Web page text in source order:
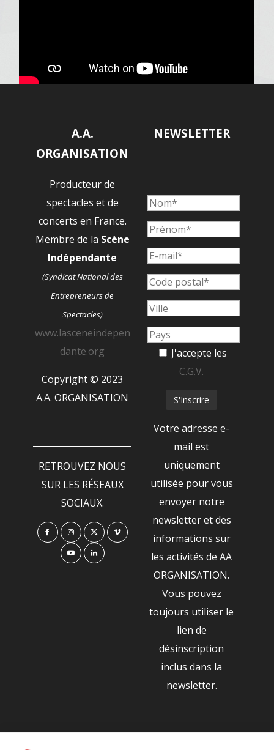
A.A.
ORGANISATION
Producteur de
spectacles et de
concerts en France.
Membre de la Scène
Indépendante
(Syndicat National des
Entrepreneurs de
Spectacles)
www.lasceneindepen
dante.org
Copyright © 2023
A.A. ORGANISATION
RETROUVEZ NOUS
SUR LES RÉSEAUX
SOCIAUX.
NEWSLETTER
J'accepte les
C.G.V.
Votre adresse e-
mail est
uniquement
utilisée pour vous
envoyer notre
newsletter et des
informations sur
les activités de AA
ORGANISATION.
Vous pouvez
toujours utiliser le
lien de
désinscription
inclus dans la
newsletter.
NOS PARTENAIRES